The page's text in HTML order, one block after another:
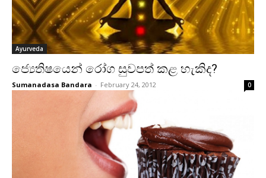
Ayurveda
ජ්‍යෙතිෂයෙන් රෝග සුවපත් කළ හැකිද?
Sumanadasa Bandara - February 24, 2012 0